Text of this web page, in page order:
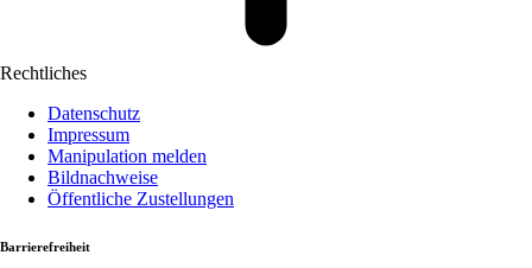
Rechtliches
Datenschutz
Impressum
Manipulation melden
Bildnachweise
Öffentliche Zustellungen
Barrierefreiheit